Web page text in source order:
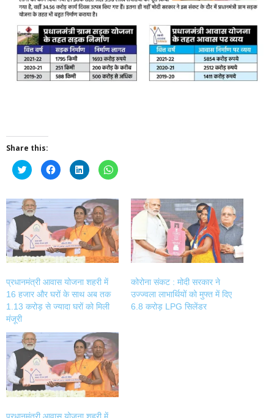
Share this:
Click
to
share
Twitter
(Opens
in
new
window)
Click
to
share
Facebook
(Opens
window)
Click
to
share
LinkedIn
(Opens
in
new
window)
Click
to
WhatsApp
(Opens
in
new
window)
प्रधानमंत्री आवास योजना शहरी में
16 हजार और घरों के साथ अब तक
1.13 करोड़ से ज्यादा घरों को मिली
मंजूरी
कोरोना संकट : मोदी सरकार ने
उज्ज्वला लाभार्थियों को मुफ्त में दिए
6.8 करोड़ LPG सिलेंडर
प्रधानमंत्री आवास योजना शहरी में